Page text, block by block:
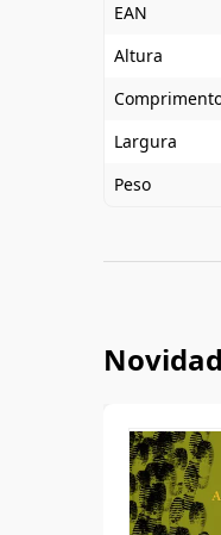
EAN
Altura
Largura
Peso